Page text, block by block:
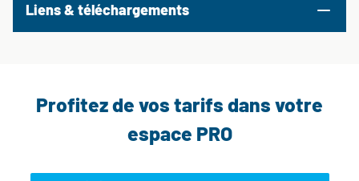
Liens & téléchargements
Profitez de vos tarifs dans votre
espace PRO